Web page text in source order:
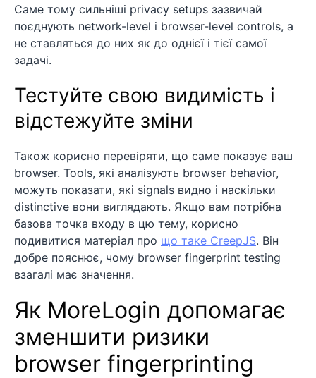
Саме тому сильніші privacy setups зазвичай
поєднують network-level і browser-level controls, а
не ставляться до них як до однієї і тієї самої
задачі.
Тестуйте свою видимість і
відстежуйте зміни
Також корисно перевіряти, що саме показує ваш
browser. Tools, які аналізують browser behavior,
можуть показати, які signals видно і наскільки
distinctive вони виглядають. Якщо вам потрібна
базова точка входу в цю тему, корисно
подивитися матеріал про що таке CreepJS. Він
добре пояснює, чому browser fingerprint testing
взагалі має значення.
Як MoreLogin допомагає
зменшити ризики
browser fingerprinting